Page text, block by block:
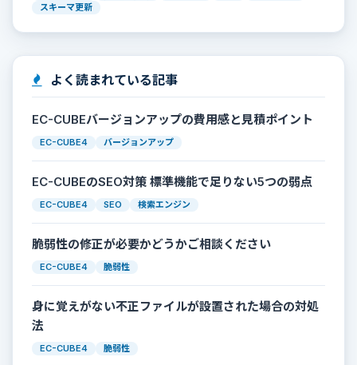
スキーマ更新
よく読まれている記事
EC-CUBEバージョンアップの費用感と見積ポイント
EC-CUBE4 バージョンアップ
EC-CUBEのSEO対策 標準機能で足りない5つの弱点
EC-CUBE4 SEO 検索エンジン
脆弱性の修正が必要かどうかご相談ください
EC-CUBE4 脆弱性
身に覚えがない不正ファイルが設置された場合の対処
法
EC-CUBE4 脆弱性